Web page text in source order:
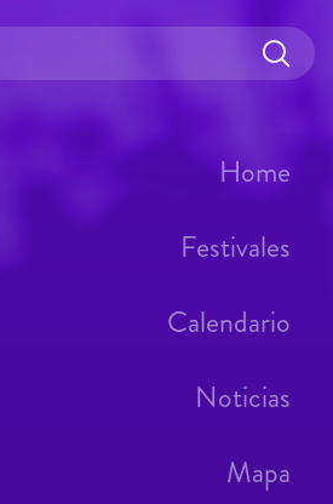
Home
Festivales
Calendario
Noticias
Mapa